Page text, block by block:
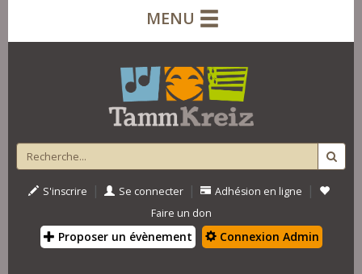
MENU
S'inscrire | Se connecter | Adhésion en ligne |
Faire un don
Proposer un évènement Connexion Admin